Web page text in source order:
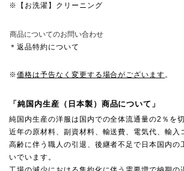
※【お洗濯】クリーニング
商品についてのお問い合わせ
＊返品特約について
※価格は予告なく変更する場合がございます 。
「純国内生産（日本製）商品について」
純国内生産の洋服は国内での全体流通量の2％を切
近年の原材料、副資材料、輸送費、電気代、輸入
高齢に伴う職人の引退、後継者不足で日本国内の
いでいます。